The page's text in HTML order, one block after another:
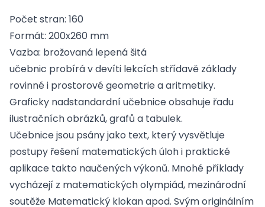
Počet stran: 160
Formát: 200x260 mm
Vazba: brožovaná lepená šitá
učebnic probírá v devíti lekcích střídavě základy
rovinné i prostorové geometrie a aritmetiky.
Graficky nadstandardní učebnice obsahuje řadu
ilustračních obrázků, grafů a tabulek.
Učebnice jsou psány jako text, který vysvětluje
postupy řešení matematických úloh i praktické
aplikace takto naučených výkonů. Mnohé příklady
vycházejí z matematických olympiád, mezinárodní
soutěže Matematický klokan apod. Svým originálním